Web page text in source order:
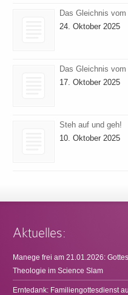
Das Gleichnis
24. Oktober 2025
Das Gleichnis
17. Oktober 2025
Steh auf und geh!
10. Oktober 2025
Aktuelles:
Manege frei am 21.01.2026:
Theologie im Science Slam
Erntedank: Familiengottesdienst